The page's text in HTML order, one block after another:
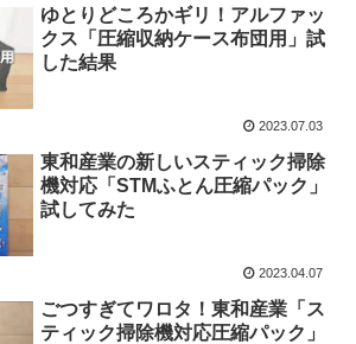
ゆとりどころかギリ！アルファッ
クス「圧縮収納ケース布団用」試
した結果
2023.07.03
東和産業の新しいスティック掃除
機対応「STMふとん圧縮パック」
試してみた
2023.04.07
ごつすぎてワロタ！東和産業「ス
ティック掃除機対応圧縮パック」